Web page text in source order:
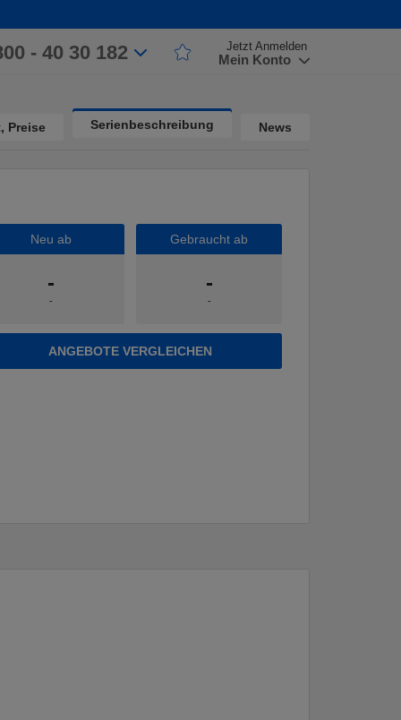
- 40 30 182 Jetzt Anmelden
Mein Konto
Preise Serienbeschreibung News
Neu ab
-
-
Gebraucht ab
-
-
ANGEBOTE VERGLEICHEN